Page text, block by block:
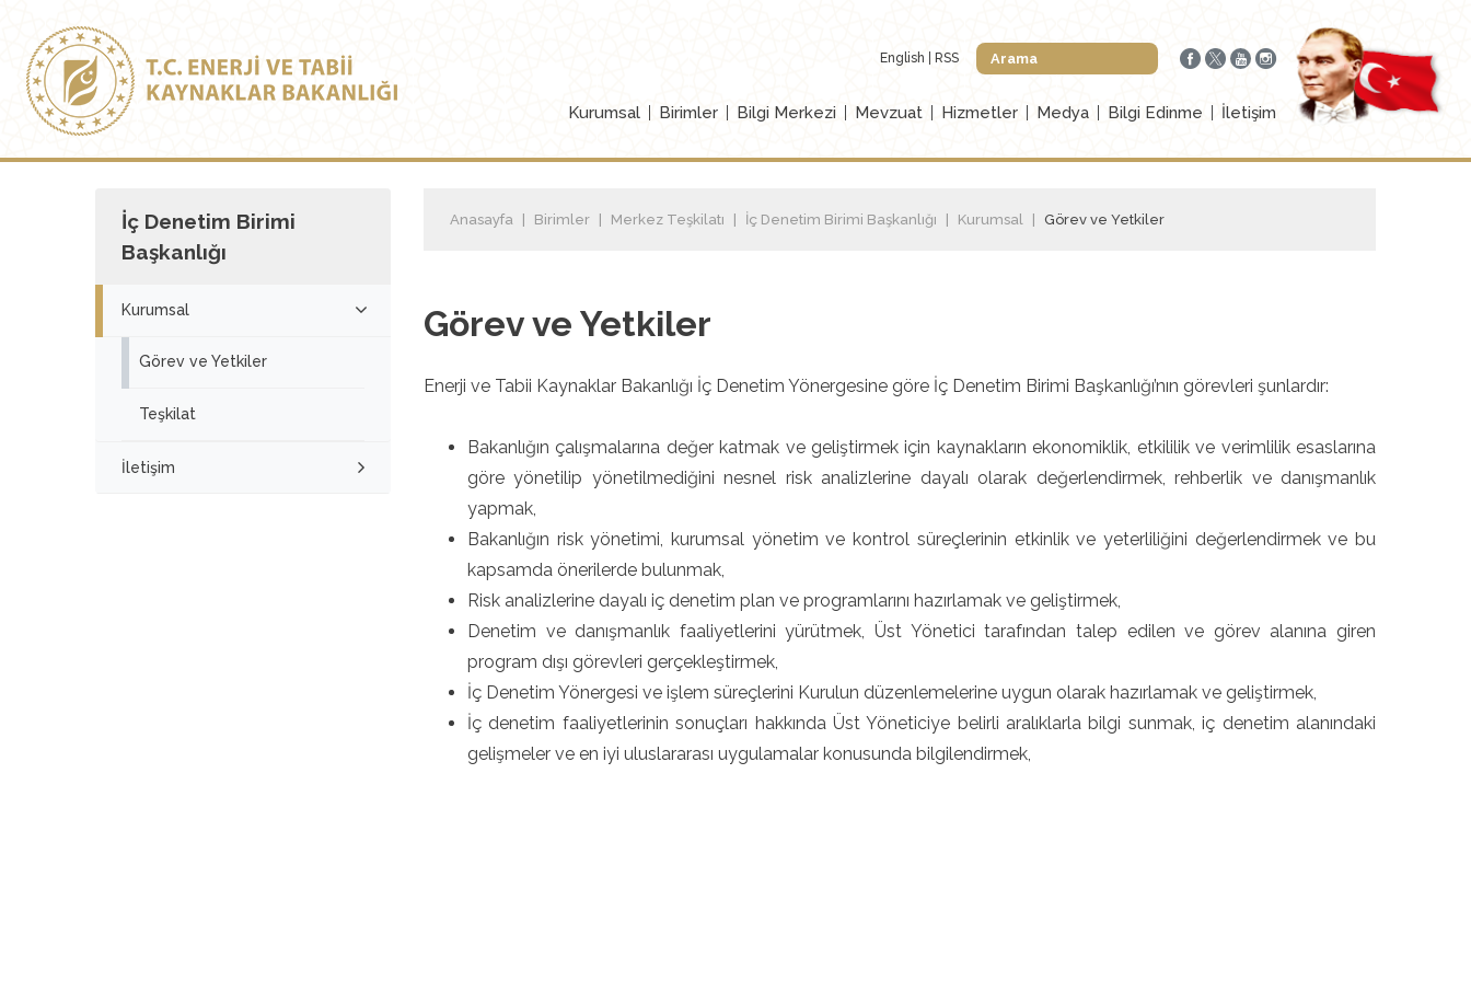
English RSS
Kurumsal Birimler Bilgi Merkezi Mevzuat Hizmetler Medya Bilgi Edinme İletişim
İç Denetim Birimi
Başkanlığı
Kurumsal
Görev ve Yetkiler
Teşkilat
İletişim
Anasayfa Birimler Merkez Teşkilatı İç Denetim Birimi Başkanlığı Kurumsal Görev ve Yetkiler
Görev ve Yetkiler
Enerji ve Tabii Kaynaklar Bakanlığı İç Denetim Yönergesine göre İç Denetim Birimi Başkanlığı’nın görevleri şunlardır:
Bakanlığın çalışmalarına değer katmak ve geliştirmek için kaynakların ekonomiklik, etkililik ve verimlilik esaslarına
göre yönetilip yönetilmediğini nesnel risk analizlerine dayalı olarak değerlendirmek, rehberlik ve danışmanlık
yapmak,
Bakanlığın risk yönetimi, kurumsal yönetim ve kontrol süreçlerinin etkinlik ve yeterliliğini değerlendirmek ve bu
kapsamda önerilerde bulunmak,
Risk analizlerine dayalı iç denetim plan ve programlarını hazırlamak ve geliştirmek,
Denetim ve danışmanlık faaliyetlerini yürütmek, Üst Yönetici tarafından talep edilen ve görev alanına giren
program dışı görevleri gerçekleştirmek,
İç Denetim Yönergesi ve işlem süreçlerini Kurulun düzenlemelerine uygun olarak hazırlamak ve geliştirmek,
İç denetim faaliyetlerinin sonuçları hakkında Üst Yöneticiye belirli aralıklarla bilgi sunmak, iç denetim alanındaki
gelişmeler ve en iyi uluslararası uygulamalar konusunda bilgilendirmek,